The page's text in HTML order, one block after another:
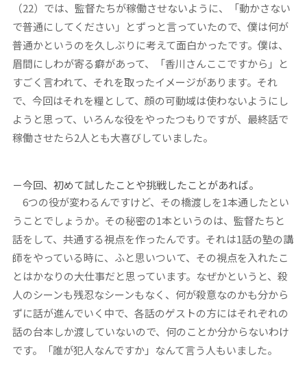
（22）では、監督たちが稼働させないように、「動かさない
で普通にしてください」とずっと言っていたので、僕は何が
普通かというのを久しぶりに考えて面白かったです。僕は、
眉間にしわが寄る癖があって、「香川さんここですから」と
すごく言われて、それを取ったイメージがあります。それ
で、今回はそれを糧として、顔の可動域は使わないようにし
ようと思って、いろんな役をやったつもりですが、最終話で
稼働させたら2人とも大喜びしていました。
－今回、初めて試したことや挑戦したことがあれば。
6つの役が変わるんですけど、その橋渡しを1本通したとい
うことでしょうか。その秘密の1本というのは、監督たちと
話をして、共通する視点を作ったんです。それは1話の塾の講
師をやっている時に、ふと思いついて、その視点を入れたこ
とはかなりの大仕事だと思っています。なぜかというと、殺
人のシーンも残忍なシーンもなく、何が殺意なのかも分から
ずに話が進んでいく中で、各話のゲストの方にはそれぞれの
話の台本しか渡していないので、何のことか分からないわけ
です。「誰が犯人なんですか」なんて言う人もいました。